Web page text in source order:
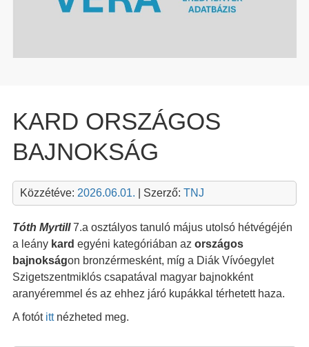
KARD ORSZÁGOS
BAJNOKSÁG
Közzétéve: 2026.06.01. | Szerző: TNJ
Tóth Myrtill7.a osztályos tanuló május utolsó hétvégéjén
a leány kard egyéni kategóriában az országos
bajnokságon bronzérmesként, míg a Diák Vívóegylet
Szigetszentmiklós csapatával magyar bajnokként
aranyéremmel és az ehhez járó kupákkal térhetett haza.
A fotót ittnézheted meg.